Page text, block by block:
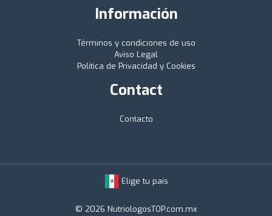
Información
Términos y condiciones de uso
Aviso Legal
Política de Privacidad y Cookies
Contact
Contacto
Elige tu país
© 2026 NutriologosTOP.com.mx